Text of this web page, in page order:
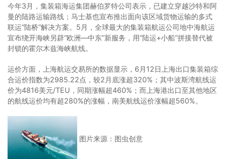
今年3月，集装箱海运集团赫伯罗特公司表示，已建立穿越沙特和阿
曼的陆路运输路线；马士基也宣布推出面向该区域货物运输的多式
联运“陆桥”解决方案。5月，全球最大的集装箱航运公司地中海航运
宣布绕开海峡另辟“欧洲—中东”新服务，用“陆运+小船”拼接替代被
封锁的霍尔木兹海峡航线。
运价方面，上海航运交易所的数据显示，6月12日上海出口集装箱综
合运价指数为2985.22点，较2月底涨超320%；其中波斯湾航线运
价为4816美元/TEU，同期涨幅超460%；而上海港出口至其他地区
的航线运价均有超280%的涨幅，南美航线运价涨幅超560%。
图片来源：图虫创意